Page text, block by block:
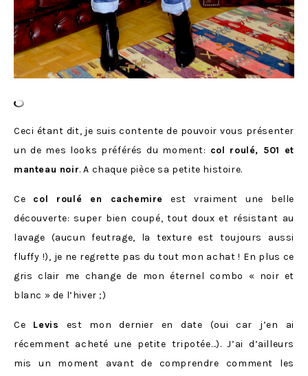
Ceci étant dit, je suis contente de pouvoir vous présenter
un de mes looks préférés du moment: col roulé, 501 et
manteau noir. A chaque pièce sa petite histoire.
Ce col roulé en cachemire
est vraiment une belle
découverte: super bien coupé, tout doux et résistant au
lavage (aucun feutrage, la texture est toujours aussi
fluffy !), je ne regrette pas du tout mon achat ! En plus ce
gris clair me change de mon éternel combo « noir et
blanc » de l’hiver ;)
Ce Levis est mon dernier en date (oui car j’en ai
récemment acheté une petite tripotée…). J’ai d’ailleurs
mis un moment avant de comprendre comment les